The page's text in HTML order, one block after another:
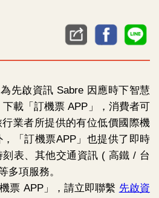
先啟資訊 Sabre 因應時下智慧
載「訂機票 APP」，消費者可
業者所提供的有位低價國際機
「訂機票APP」也提供了即時
表、其他交通資訊 ( 高鐵 / 台
項服務。
票 APP」，請立即聯繫 先啟資